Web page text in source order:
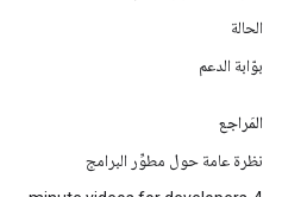
الحالة
بوّابة الدعم
المَراجع
نظرة عامة حول مطوِّر البرامج